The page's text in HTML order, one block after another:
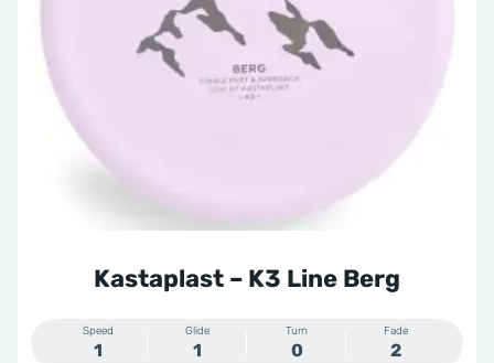
Kastaplast – K3 Line Berg
Speed
1
Glide
1
Turn
0
Fade
2
kan
gekozen
worden
productpagina